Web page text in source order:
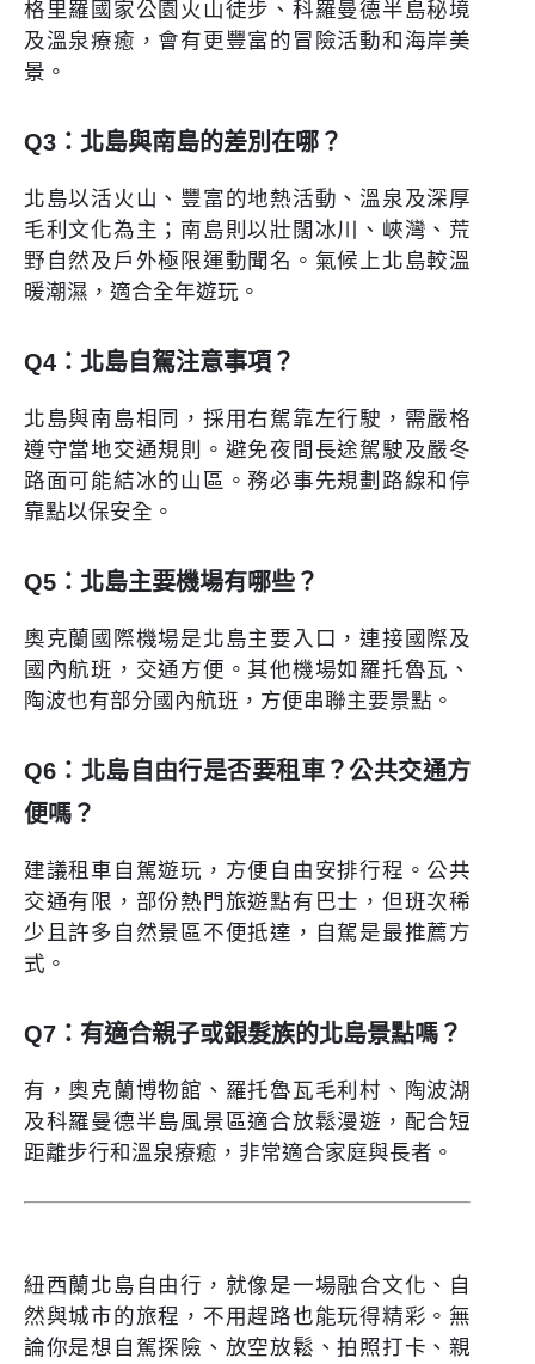
格里羅國家公園火山徒步、科羅曼德半島秘境
及溫泉療癒，會有更豐富的冒險活動和海岸美
景。
Q3：北島與南島的差別在哪？
北島以活火山、豐富的地熱活動、溫泉及深厚
毛利文化為主；南島則以壯闊冰川、峽灣、荒
野自然及戶外極限運動聞名。氣候上北島較溫
暖潮濕，適合全年遊玩。
Q4：北島自駕注意事項？
北島與南島相同，採用右駕靠左行駛，需嚴格
遵守當地交通規則。避免夜間長途駕駛及嚴冬
路面可能結冰的山區。務必事先規劃路線和停
靠點以保安全。
Q5：北島主要機場有哪些？
奧克蘭國際機場是北島主要入口，連接國際及
國內航班，交通方便。其他機場如羅托魯瓦、
陶波也有部分國內航班，方便串聯主要景點。
Q6：北島自由行是否要租車？公共交通方
便嗎？
建議租車自駕遊玩，方便自由安排行程。公共
交通有限，部份熱門旅遊點有巴士，但班次稀
少且許多自然景區不便抵達，自駕是最推薦方
式。
Q7：有適合親子或銀髮族的北島景點嗎？
有，奧克蘭博物館、羅托魯瓦毛利村、陶波湖
及科羅曼德半島風景區適合放鬆漫遊，配合短
距離步行和溫泉療癒，非常適合家庭與長者。
紐西蘭北島自由行，就像是一場融合文化、自
然與城市的旅程，不用趕路也能玩得精彩。無
論你是想自駕探險、放空放鬆、拍照打卡、親